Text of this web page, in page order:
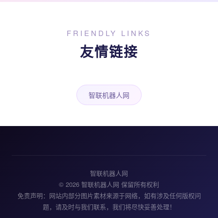
FRIENDLY LINKS
友情链接
智联机器人网
智联机器人网
© 2026 智联机器人网 保留所有权利
免责声明：网站内部分图片素材来源于网络，如有涉及任何版权问
题，请及时与我们联系，我们将尽快妥善处理！